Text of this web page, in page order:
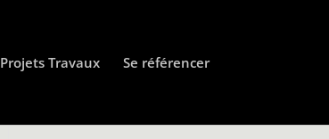
Projets Travaux Se référencer